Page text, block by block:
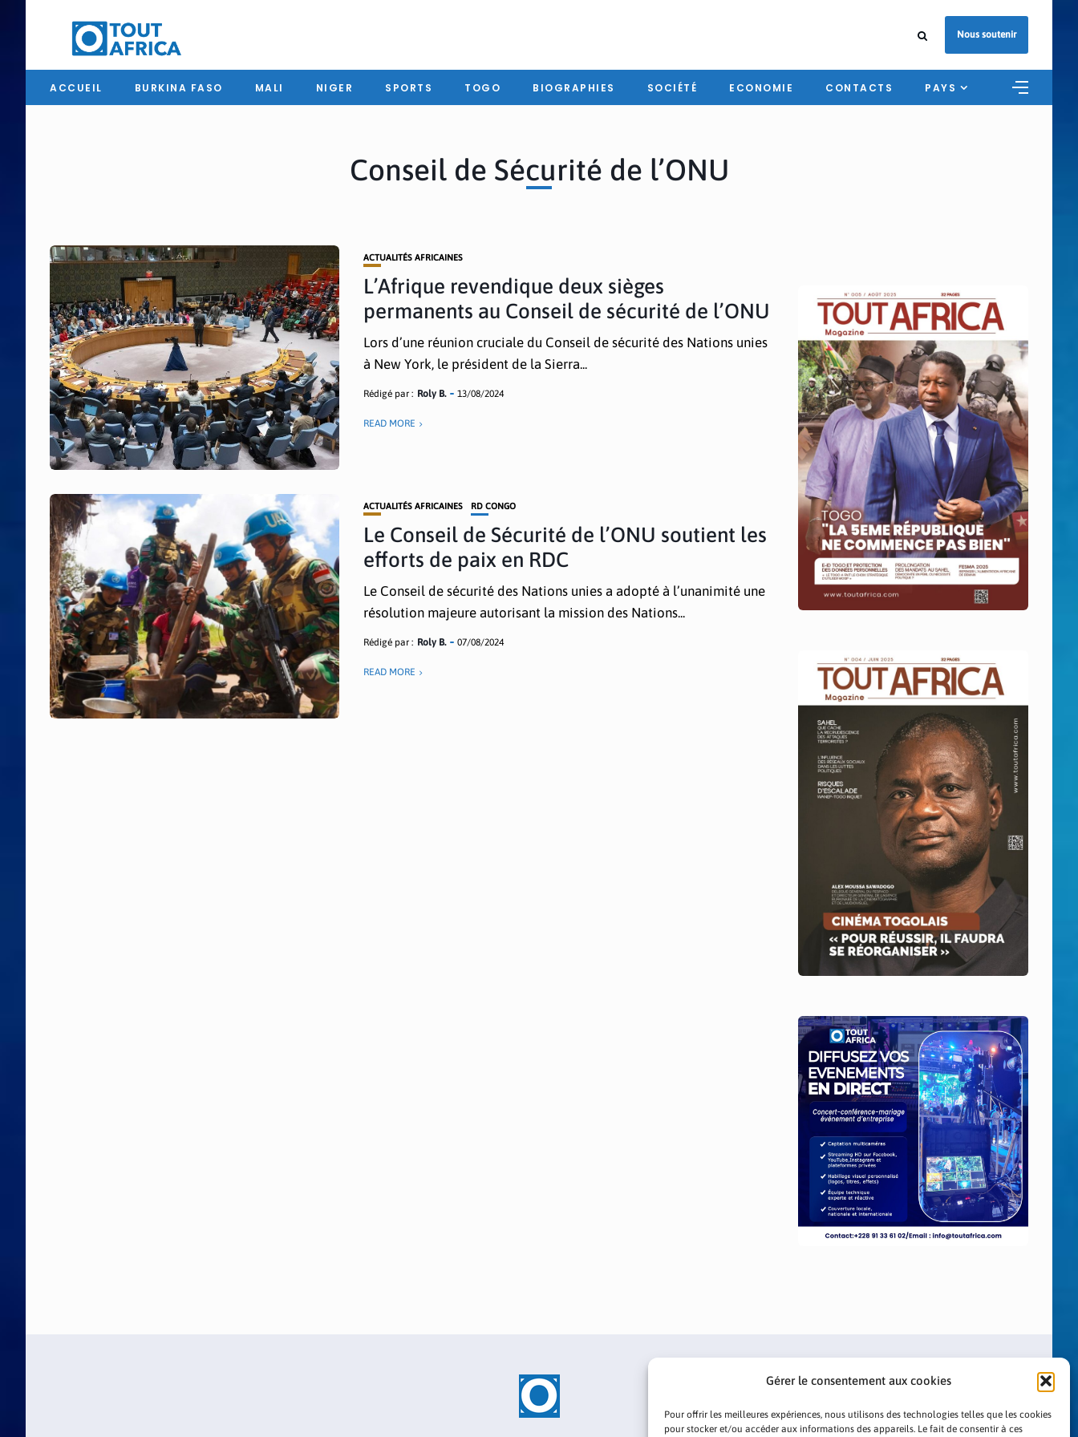
Gérer le consentement aux cookies
Pour offrir les meilleures expériences, nous utilisons des technologies telles que les cookies
pour stocker et/ou accéder aux informations des appareils. Le fait de consentir à ces
Nous soutenir
ACCUEIL BURKINA FASO MALI NIGER SPORTS TOGO BIOGRAPHIES SOCIÉTÉ ECONOMIE CONTACTS PAYS
Conseil de Sécurité de l’ONU
ACTUALITÉS AFRICAINES
L’Afrique revendique deux sièges
permanents au Conseil de sécurité de l’ONU
Lors d’une réunion cruciale du Conseil de sécurité des Nations unies
à New York, le président de la Sierra...
Rédigé par : Roly B. 13/08/2024
READ MORE
ACTUALITÉS AFRICAINES RD CONGO
Le Conseil de Sécurité de l’ONU soutient les
efforts de paix en RDC
Le Conseil de sécurité des Nations unies a adopté à l’unanimité une
résolution majeure autorisant la mission des Nations...
Rédigé par : Roly B. 07/08/2024
READ MORE